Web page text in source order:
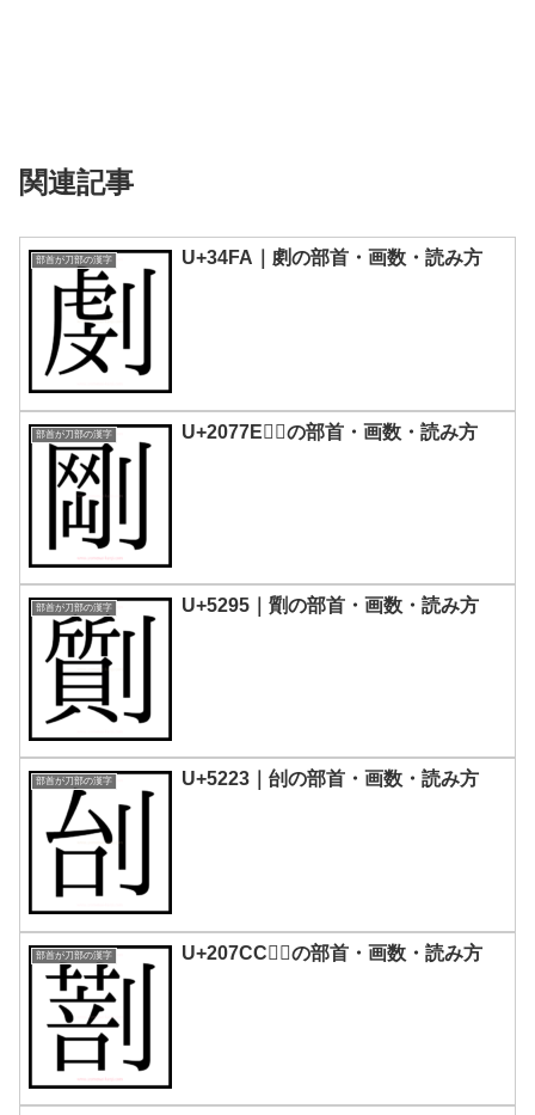
関連記事
部首が刀部の漢字 U+34FA｜㓺の部首・画数・読み方
部首が刀部の漢字 U+2077E｜𠝾の部首・画数・読み方
部首が刀部の漢字 U+5295｜劕の部首・画数・読み方
部首が刀部の漢字 U+5223｜刣の部首・画数・読み方
部首が刀部の漢字 U+207CC｜𠟌の部首・画数・読み方